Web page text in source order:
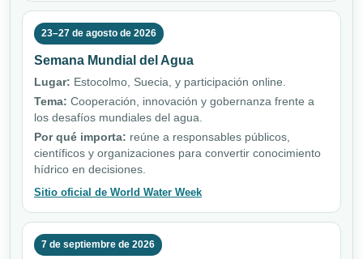
23–27 de agosto de 2026
Semana Mundial del Agua
Lugar: Estocolmo, Suecia, y participación online.
Tema: Cooperación, innovación y gobernanza frente a
los desafíos mundiales del agua.
Por qué importa: reúne a responsables públicos,
científicos y organizaciones para convertir conocimiento
hídrico en decisiones.
Sitio oficial de World Water Week
7 de septiembre de 2026